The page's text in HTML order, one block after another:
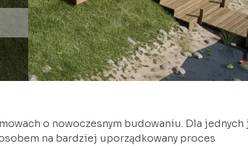
o nowoczesnym budowaniu. Dla jednych
na bardziej uporządkowany proces